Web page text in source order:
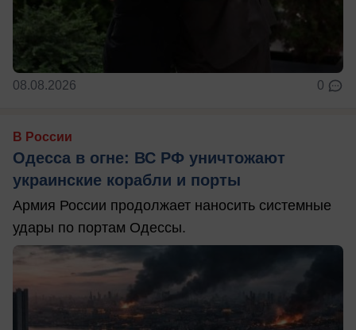
08.08.2026 0
В России
Одесса в огне: ВС РФ уничтожают
украинские корабли и порты
Армия России продолжает наносить системные
удары по портам Одессы.